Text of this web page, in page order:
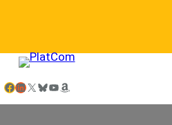
Facebook LinkedIn X Bluesky YouTube Amazon